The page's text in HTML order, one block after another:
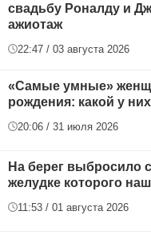
свадьбу Роналду и
ажиотаж
22:47 / 03 августа 2026
«Самые умные»
рождения: какой у
20:06 / 31 июля 2026
На берег выбросило
желудке которого
11:53 / 01 августа 2026